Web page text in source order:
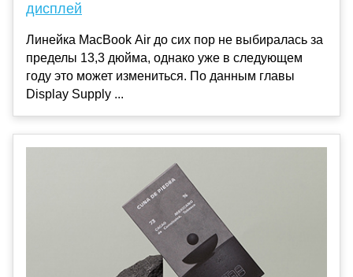
дисплей
Линейка MacBook Air до сих пор не выбиралась за
пределы 13,3 дюйма, однако уже в следующем
году это может измениться. По данным главы
Display Supply ...